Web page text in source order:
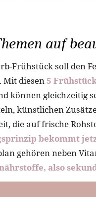
auf
Frühstück soll den
Mit diesen 5
können gleichzeitig
künstlichen
die auf frische
bekommt
gehören neben
also